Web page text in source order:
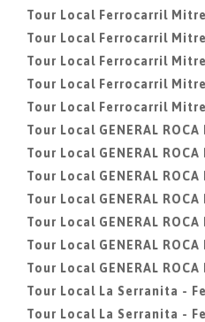
Tour Local Ferrocarril
Tour Local Ferrocarril
Tour Local Ferrocarril
Tour Local Ferrocarril
Tour Local Ferrocarril
Tour Local GENERAL
Tour Local GENERAL
Tour Local GENERAL
Tour Local GENERAL
Tour Local GENERAL
Tour Local GENERAL
Tour Local GENERAL
Tour Local La Serranita -
Tour Local La Serranita -